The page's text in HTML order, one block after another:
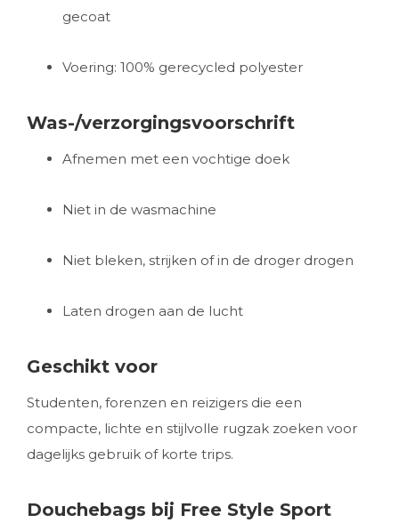
gecoat
Voering: 100% gerecycled polyester
Was-/verzorgingsvoorschrift
Afnemen met een vochtige doek
Niet in de wasmachine
Niet bleken, strijken of in de droger drogen
Laten drogen aan de lucht
Geschikt voor
Studenten, forenzen en reizigers die een
compacte, lichte en stijlvolle rugzak zoeken voor
dagelijks gebruik of korte trips.
Douchebags bij Free Style Sport